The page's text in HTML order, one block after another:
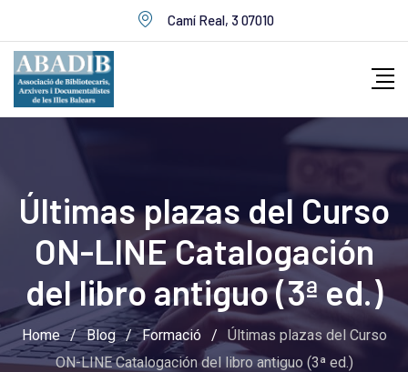
to
content
Camí Real, 3 07010
Últimas plazas del Curso
ON-LINE Catalogación
del ​libro antiguo (3ª ed​.)​
Home / Blog / Formació /
Últimas plazas del Curso
ON-LINE Catalogación del ​libro antiguo (3ª ed​.)​